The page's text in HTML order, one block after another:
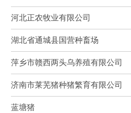
河北正农牧业有限公司
湖北省通城县国营种畜场
萍乡市赣西两头乌养殖有限公司
济南市莱芜猪种猪繁育有限公司
蓝塘猪